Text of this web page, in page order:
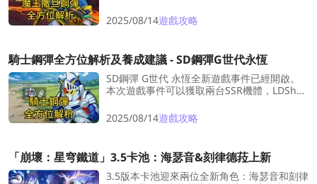
旦鋼彈的全方位解析及養成建議。
2025/08/14遊戲攻略
騎士鋼彈全方位解析及養成建議 - SD鋼彈G世代永恆
SD鋼彈 G世代 永恆全新遊戲事件已經開啟。
本次遊戲事件可以獲取兩台SSR機體，LDShop
彈的全方位解析及養成建議。
2025/08/14遊戲攻略
「崩壞：星穹鐵道」3.5卡池：海瑟音&刻律德菈上新
3.5版本卡池迎來兩位全新角色：海瑟音和刻律